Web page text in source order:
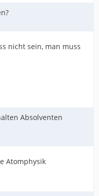
nicht sein, man muss
Absolventen
Atomphysik